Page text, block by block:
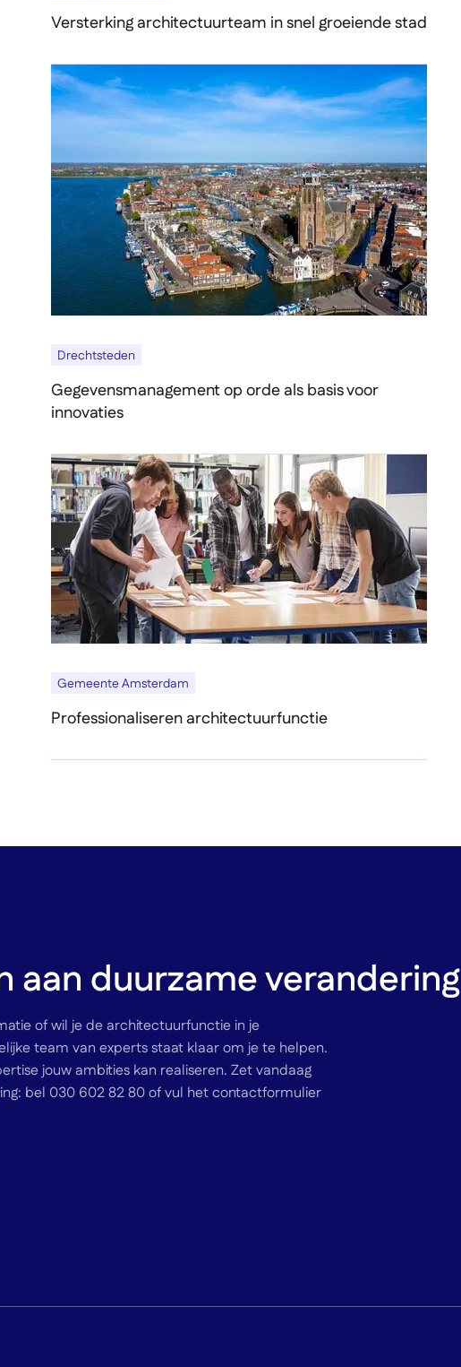
Versterking architectuurteam in snel groeiende stad
Drechtsteden
Gegevensmanagement op orde als basis voor
innovaties
Gemeente Amsterdam
Professionaliseren architectuurfunctie
aan duurzame verandering
of wil je de architectuurfunctie in je
team van experts staat klaar om je te helpen.
jouw ambities kan realiseren. Zet vandaag
bel 030 602 82 80 of vul het contactformulier